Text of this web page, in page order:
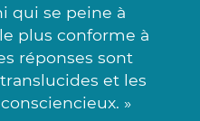
qui se peine à
plus conforme à
réponses sont
et les
»